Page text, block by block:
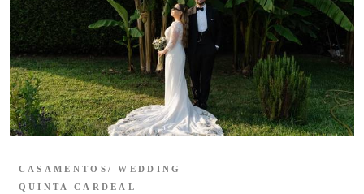
CASAMENTOS/ WEDDING
QUINTA CARDEAL